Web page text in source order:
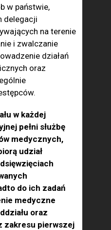
w państwie,
delegacji
na terenie
i zwalczanie
działań
oraz
w każdej
pełni służbę
medycznych,
udział
do ich zadań
medyczne
oraz
zakresu pierwszej